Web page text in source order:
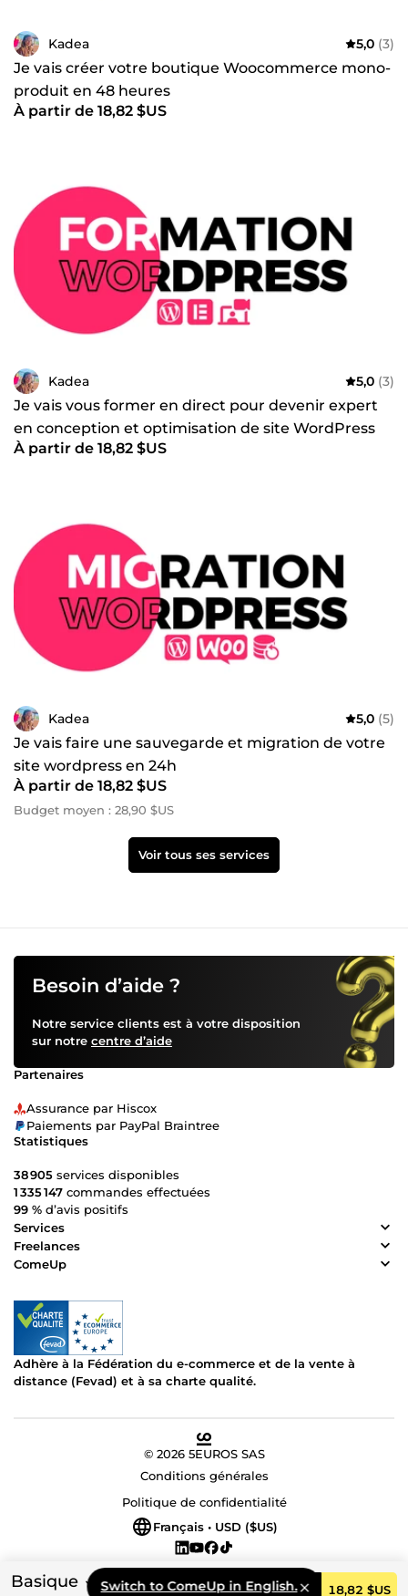
Basique Commander 18,82 $US
Kadea 5,0 (3)
Je vais créer votre boutique Woocommerce mono-
produit en 48 heures
À partir de 18,82 $US
Kadea 5,0 (3)
Je vais vous former en direct pour devenir expert
en conception et optimisation de site WordPress
À partir de 18,82 $US
Kadea 5,0 (5)
Je vais faire une sauvegarde et migration de votre
site wordpress en 24h
À partir de 18,82 $US
Budget moyen : 28,90 $US
Voir tous ses services
Switch to ComeUp in English.
Besoin d’aide ?
Notre service clients est à votre disposition
sur notre centre d’aide
Partenaires
Assurance par Hiscox
Paiements par PayPal Braintree
Statistiques
38 905 services disponibles
1 335 147 commandes effectuées
99 % d’avis positifs
Services
Freelances
ComeUp
Adhère à la Fédération du e-commerce et de la vente à
distance (Fevad) et à sa charte qualité.
© 2026 5EUROS SAS
Conditions générales
Politique de confidentialité
Français • USD ($US)